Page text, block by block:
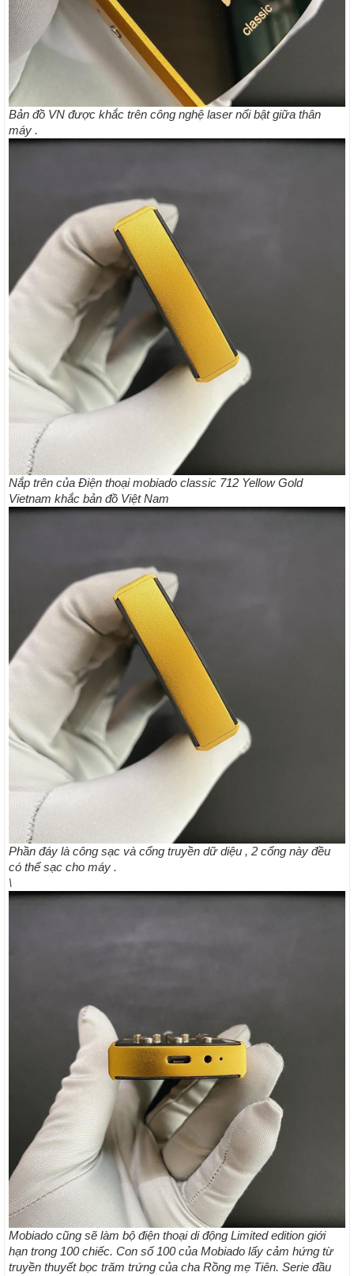
Bản đồ VN được khắc trên công nghệ laser nổi bật giữa thân
máy .
Nắp trên của Điện thoại mobiado classic 712 Yellow Gold
Vietnam khắc bản đồ Việt Nam
Phần đáy là công sạc và cổng truyền dữ diệu , 2 cổng này đều
có thể sạc cho máy .
\
Mobiado cũng sẽ làm bộ điện thoại di động Limited edition giới
hạn trong 100 chiếc. Con số 100 của Mobiado lấy cảm hứng từ
truyền thuyết bọc trăm trứng của cha Rồng mẹ Tiên. Serie đầu